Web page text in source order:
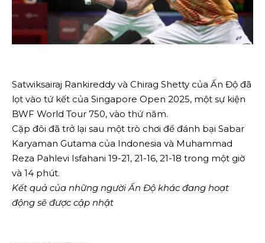
Satwiksairaj Rankireddy và Chirag Shetty của Ấn Độ đã
lọt vào tứ kết của Singapore Open 2025, một sự kiện
BWF World Tour 750, vào thứ năm.
Cặp đôi đã trở lại sau một trò chơi để đánh bại Sabar
Karyaman Gutama của Indonesia và Muhammad
Reza Pahlevi Isfahani 19-21, 21-16, 21-18 trong một giờ
và 14 phút.
Kết quả của những người Ấn Độ khác đang hoạt
động sẽ được cập nhật